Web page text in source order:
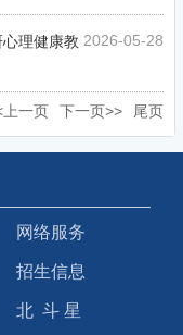
理健康教 2026-05-28
上一页 下一页>> 尾页
网络服务
招生信息
北 斗 星